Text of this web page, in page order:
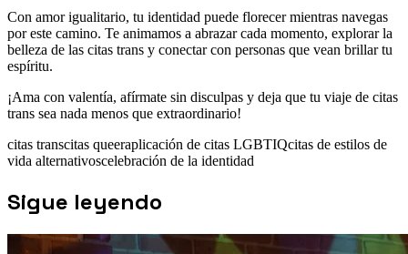
Con amor igualitario, tu identidad puede florecer mientras navegas
por este camino. Te animamos a abrazar cada momento, explorar la
belleza de las citas trans y conectar con personas que vean brillar tu
espíritu.
¡Ama con valentía, afírmate sin disculpas y deja que tu viaje de citas
trans sea nada menos que extraordinario!
citas transcitas queeraplicación de citas LGBTIQcitas de estilos de
vida alternativoscelebración de la identidad
Sigue leyendo